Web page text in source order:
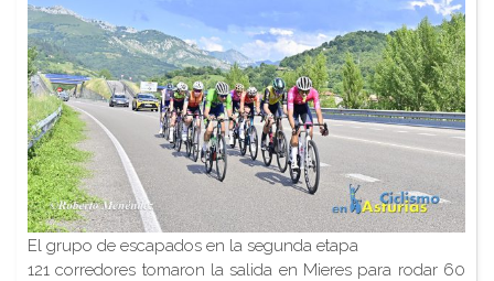
El grupo de escapados en la segunda etapa
121 corredores tomaron la salida en Mieres para rodar 60